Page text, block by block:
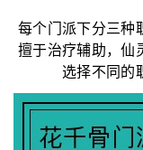
每个门派下分三种
擅于治疗辅助，仙
选择不同的